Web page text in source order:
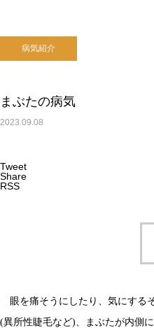
病気紹介
まぶたの病気
2023.09.08
Tweet
Share
RSS
眼を痛そうにしたり、気にする
(異所性睫毛など)、まぶたが内側